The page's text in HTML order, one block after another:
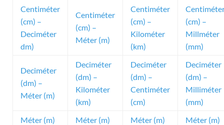
Centiméter
(cm) –
Deciméter
dm)
Centiméter
(cm) –
Méter (m)
Centiméter
(cm) –
Kilométer
(km)
(cm) –
Millméter
(mm)
Deciméter
(dm) –
Méter (m)
Deciméter
(dm) –
Kilométer
(km)
Deciméter
(dm) –
Centiméter
(cm)
Deciméter
(dm) –
Milliméter
(mm)
Méter (m)
Méter (m)
Méter (m)
Méter (m)